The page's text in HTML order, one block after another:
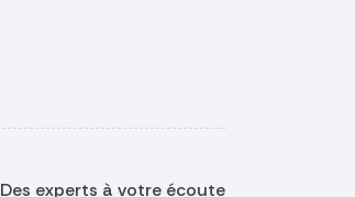
Des experts à votre écoute